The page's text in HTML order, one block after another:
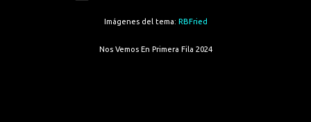
Imágenes del tema: RBFried
Nos Vemos En Primera Fila 2024